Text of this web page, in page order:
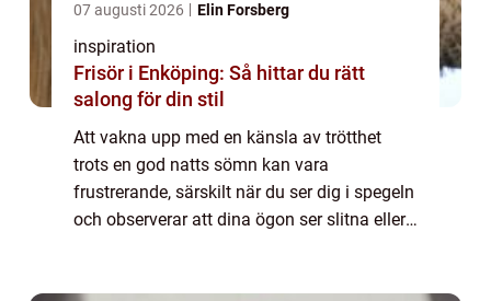
07 augusti 2026 Elin Forsberg
inspiration
Frisör i Enköping: Så hittar du rätt
salong för din stil
Att vakna upp med en känsla av trötthet
trots en god natts sömn kan vara
frustrerande, särskilt när du ser dig i spegeln
och observerar att dina ögon ser slitna eller